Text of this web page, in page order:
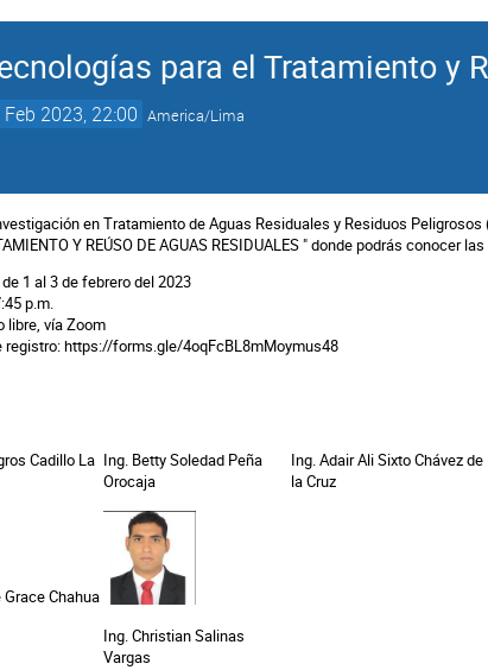
para el Tratamiento y
Feb 2023, 22:00 America/Lima
en Tratamiento de Aguas Residuales y Residuos
Y REÚSO DE AGUAS RESIDUALES " donde podrás
1 al 3 de febrero del 2023
p.m.
libre, vía Zoom
registro:https://forms.gle/4oqFcBL8mMoymus48
Cadillo La Ing. Betty Soledad Peña
Orocaja
Ing. Adair Ali Sixto Chávez de
la Cruz
Chahua
Ing. Christian Salinas
Vargas